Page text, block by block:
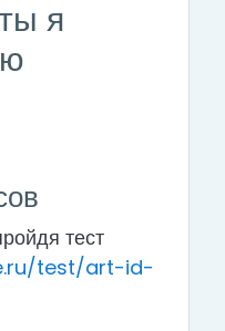
я
тест
test/art-id-